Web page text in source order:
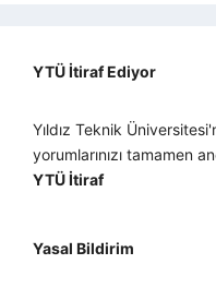
YTÜ İtiraf Ediyor
Yıldız Teknik
yorumlarınızı tamamen
YTÜ İtiraf
Yasal Bildirim